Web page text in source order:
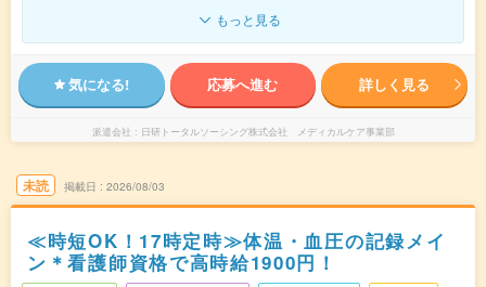
もっと見る
気になる! 応募へ進む 詳しく見る
派遣会社 日研トータルソーシング株式会社 メディカルケア事業部
未読 掲載日 2026/08/03
≪時短OK！17時定時≫体温・血圧の記録メイ
ン＊看護師資格で高時給1900円！